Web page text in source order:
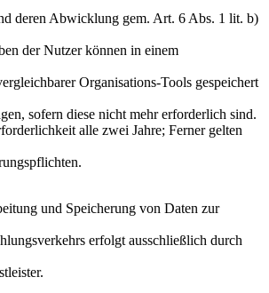
deren Abwicklung gem. Art. 6 Abs. 1 lit. b)
der Nutzer können in einem
Organisations-Tools gespeichert
sofern diese nicht mehr erforderlich sind.
alle zwei Jahre; Ferner gelten
und Speicherung von Daten zur
erfolgt ausschließlich durch